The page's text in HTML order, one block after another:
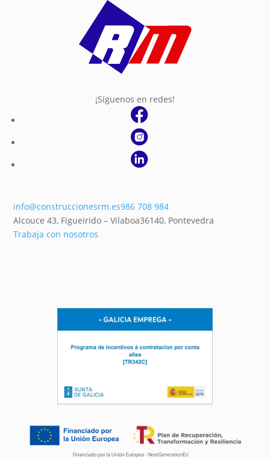
¡Síguenos en redes!
info@construccionesrm.es986 708 984
Alcouce 43, Figueirido – Vilaboa36140, Pontevedra
Trabaja con nosotros